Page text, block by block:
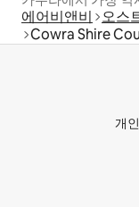
에어비앤비 오스
Cowra Shire
개